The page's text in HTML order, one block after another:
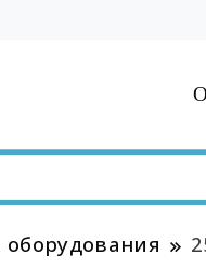
оборудования